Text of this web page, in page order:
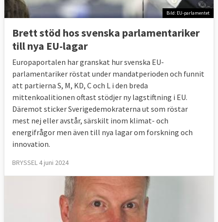
Bild: EU-parlamentet
Brett stöd hos svenska parlamentariker
till nya EU-lagar
Europaportalen har granskat hur svenska EU-
parlamentariker röstat under mandatperioden och funnit
att partierna S, M, KD, C och L i den breda
mittenkoalitionen oftast stödjer ny lagstiftning i EU.
Däremot sticker Sverigedemokraterna ut som röstar
mest nej eller avstår, särskilt inom klimat- och
energifrågor men även till nya lagar om forskning och
innovation.
BRYSSEL 4 juni 2024